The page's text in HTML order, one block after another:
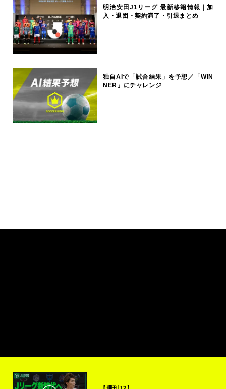
明治安田J1リーグ 最新移籍情報｜加
入・退団・契約満了・引退まとめ
独自AIで「試合結果」を予想／「WIN
NER」にチャレンジ